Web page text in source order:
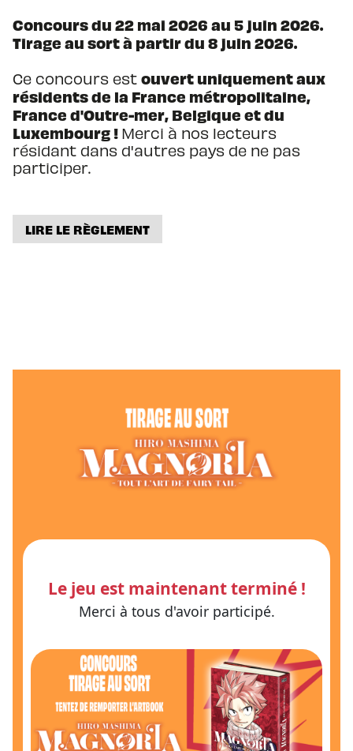
Concours du 22 mai 2026 au 5 juin 2026.
Tirage au sort à partir du 8 juin 2026.
Ce concours est ouvert uniquement aux
résidents de la France métropolitaine,
France d'Outre-mer, Belgique et du
Luxembourg ! Merci à nos lecteurs
résidant dans d'autres pays de ne pas
participer.
LIRE LE RÈGLEMENT